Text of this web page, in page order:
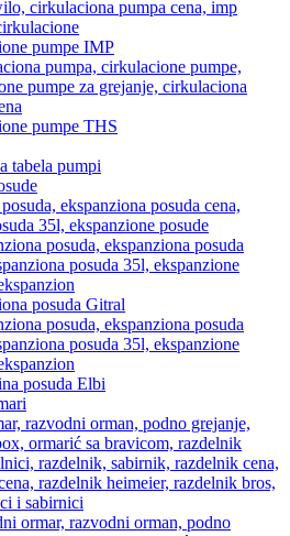
pumpe IMP
pumpe THS
tabela pumpi
posuda Gitral
posuda Elbi
i sabirnici